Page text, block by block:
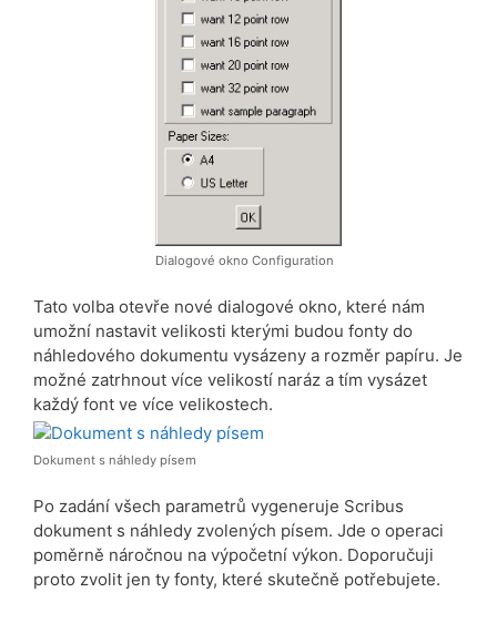
Dialogové okno Configuration
Tato volba otevře nové dialogové okno, které nám
umožní nastavit velikosti kterými budou fonty do
náhledového dokumentu vysázeny a rozměr papíru. Je
možné zatrhnout více velikostí naráz a tím vysázet
každý font ve více velikostech.
Dokument s náhledy písem
Po zadání všech parametrů vygeneruje Scribus
dokument s náhledy zvolených písem. Jde o operaci
poměrně náročnou na výpočetní výkon. Doporučuji
proto zvolit jen ty fonty, které skutečně potřebujete.